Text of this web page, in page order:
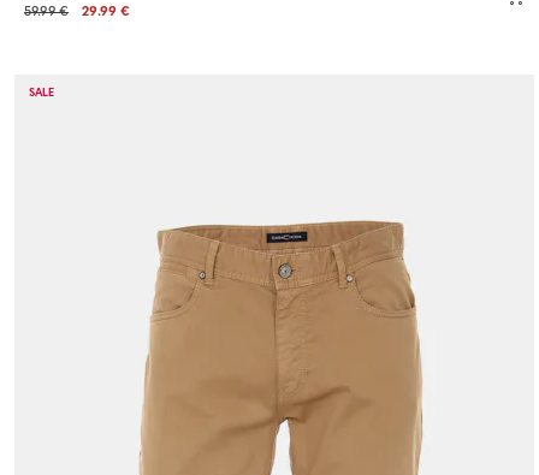
59.99 €
29.99 €
SALE